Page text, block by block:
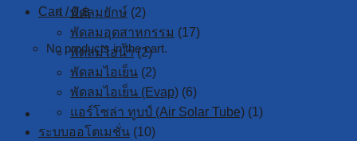
Cart /0฿
No products in the cart.
Cart
พัดลมยักษ์ (2)
พัดลมอุตสาหกรรม (17)
พัดลมไอน้ำ (2)
พัดลมไอเย็น (2)
พัดลมไอเย็น (Evap) (6)
แอร์โซล่า ทูบป์ (Air Solar Tube) (1)
ระบบออโตเมชั่น (10)